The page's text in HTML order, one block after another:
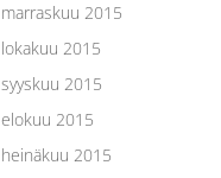
marraskuu 2015
lokakuu 2015
syyskuu 2015
elokuu 2015
heinäkuu 2015